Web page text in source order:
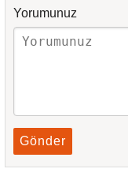
Yorumunuz
Gönder